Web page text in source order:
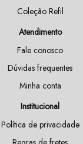
Coleção Refil
Atendimento
Fale conosco
Dúvidas frequentes
Minha conta
Institucional
Política de privacidade